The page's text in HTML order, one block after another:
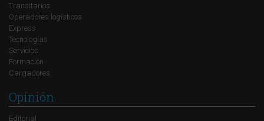
Transitarios
Operadores logísticos
Express
Tecnologías
Servicios
Formación
Cargadores
Opinión
Editorial